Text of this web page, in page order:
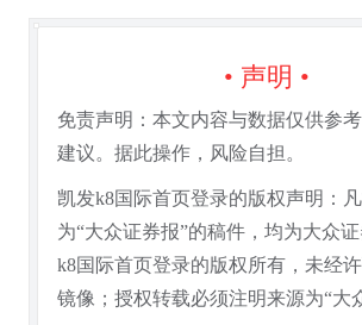
• 声明 •
免责声明：本文内容与数据仅供参
建议。据此操作，风险自担。
凯发k8国际首页登录的版权声明：
为“大众证券报”的稿件，均为大众
k8国际首页登录的版权所有，未经
镜像；授权转载必须注明来源为“大